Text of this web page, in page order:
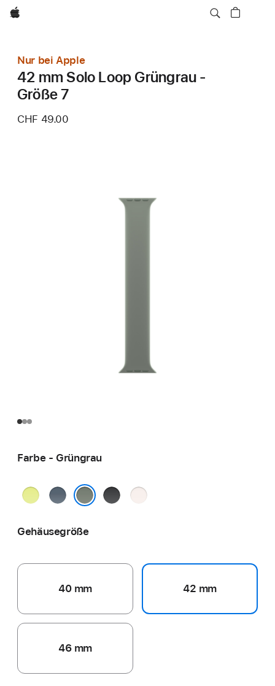
Apple
Nur bei Apple
42 mm Solo Loop Grüngrau -
Größe 7
CHF 49.00
Farbe - Grüngrau
NeongelbMaritimblau SchwarzBlassrosa
Gehäusegröße
40 mm 42 mm
46 mm